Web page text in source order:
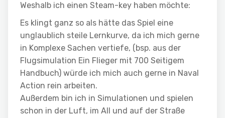
Weshalb ich einen Steam-key haben möchte:
Es klingt ganz so als hätte das Spiel eine
unglaublich steile Lernkurve, da ich mich gerne
in Komplexe Sachen vertiefe, (bsp. aus der
Flugsimulation Ein Flieger mit 700 Seitigem
Handbuch) würde ich mich auch gerne in Naval
Action rein arbeiten.
Außerdem bin ich in Simulationen und spielen
schon in der Luft, im All und auf der Straße